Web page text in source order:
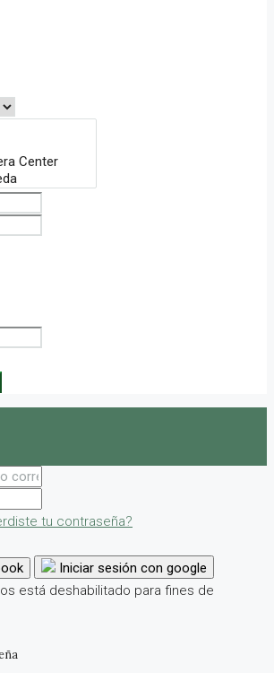
tu contraseña?
Iniciar sesión con google
está deshabilitado para fines de